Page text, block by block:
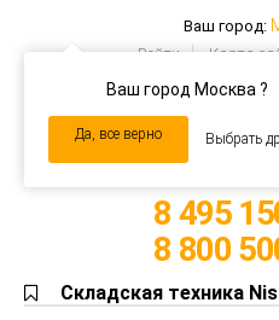
Ваш город:
Ваш город Москва ?
Да, все верно Выбрать
Войти Карта
navigation
8 495
8 800
Складская техника